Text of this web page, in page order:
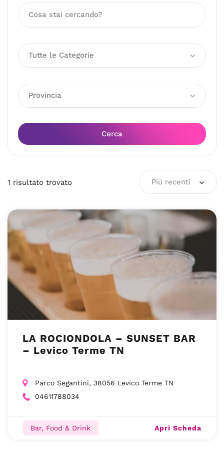
Tutte le Categorie
Provincia
Cerca
1 risultato trovato Più recenti
LA ROCIONDOLA – SUNSET BAR
– Levico Terme TN
Parco Segantini, 38056 Levico Terme TN
04611788034
Bar, Food & Drink Apri Scheda